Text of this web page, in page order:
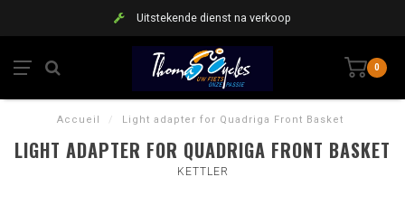
Uitstekende dienst na verkoop
0
Accueil / Light adapter for Quadriga Front Basket
LIGHT ADAPTER FOR QUADRIGA FRONT BASKET
KETTLER